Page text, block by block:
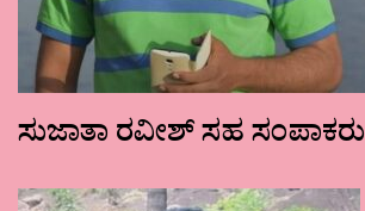
ಸುಜಾತಾ ರವೀಶ್ ಸಹ ಸಂಪಾಕರು